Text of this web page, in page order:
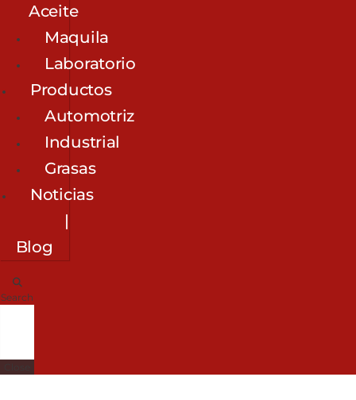
Aceite
Maquila
Laboratorio
Productos
Automotriz
Industrial
Grasas
Noticias
|
Blog
Search